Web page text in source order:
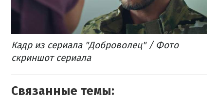
Кадр из сериала "Доброволец" / Фото
скриншот сериала
Связанные темы: